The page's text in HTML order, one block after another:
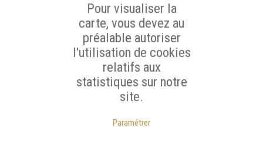
Pour visualiser la
carte, vous devez au
préalable autoriser
l'utilisation de cookies
relatifs aux
statistiques sur notre
site.
Paramétrer